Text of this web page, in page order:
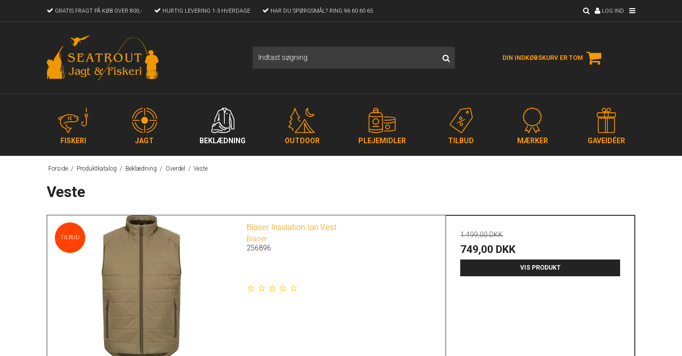
GRATIS FRAGT PÅ KØB OVER 800,- HURTIG LEVERING 1-3 HVERDAGE HAR DU SPØRGSMÅL? RING 96 60 60 65 LOG IND
DIN INDKØBSKURV ER TOM
FISKERI JAGT BEKLÆDNING OUTDOOR PLEJEMIDLER TILBUD MÆRKER GAVEIDÉER
Forside / Produktkatalog / Beklædning / Overdel / Veste
Veste
TILBUD
Blaser Insulation Ian Vest
Blaser
256896
1.499,00 DKK
749,00 DKK
VIS PRODUKT